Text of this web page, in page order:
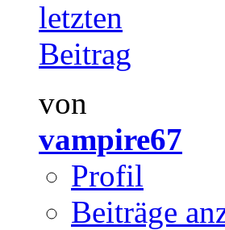
von
vampire67
Profil
Beiträge